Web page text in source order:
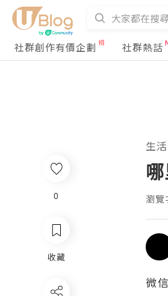
社群創作有價企劃
社群熱話
生活
瀏覽
微
0
收藏